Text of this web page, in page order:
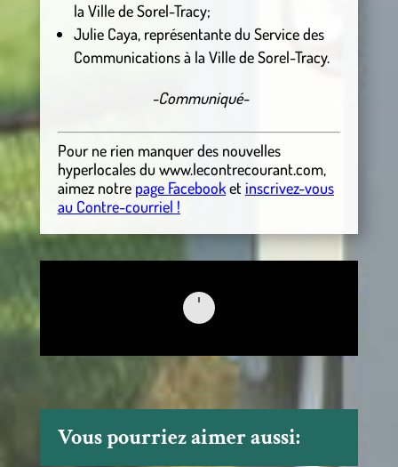
la Ville de Sorel-Tracy;
Julie Caya, représentante du Service des
Communications à la Ville de Sorel-Tracy.
-Communiqué-
Pour ne rien manquer des nouvelles
hyperlocalesdu www.lecontrecourant.com,
aimez notre page Facebooket inscrivez-vous
au Contre-courriel !
Vous pourriez aimer aussi: